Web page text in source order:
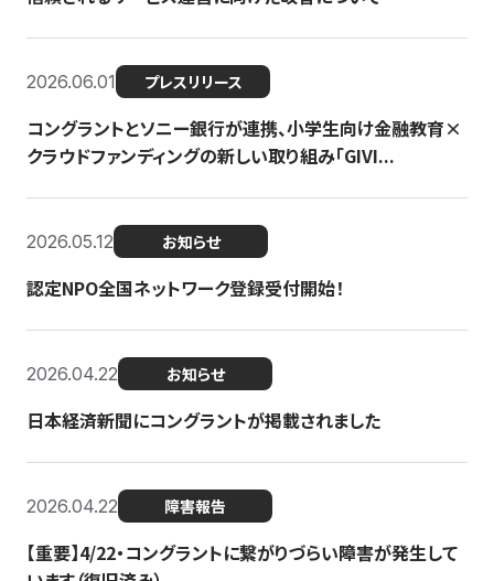
2026.06.01 プレスリリース
コングラントとソニー銀行が連携、小学生向け金融教育×
クラウドファンディングの新しい取り組み「GIVI...
2026.05.12 お知らせ
認定NPO全国ネットワーク登録受付開始！
2026.04.22 お知らせ
日本経済新聞にコングラントが掲載されました
2026.04.22 障害報告
【重要】4/22・コングラントに繋がりづらい障害が発生して